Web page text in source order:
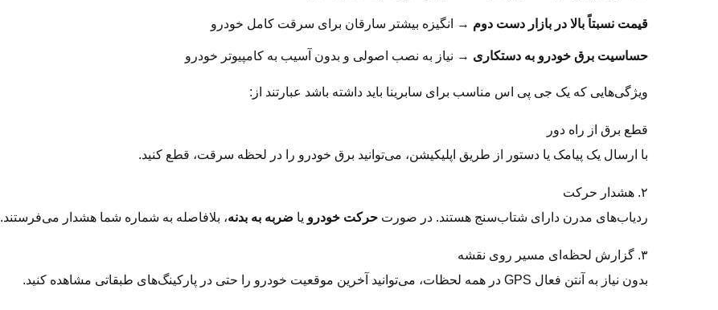
قیمت نسبتاً بالا در بازار دست دوم → انگیزه بیشتر سارقان برای سرقت کامل خودرو
حساسیت برق خودرو به دستکاری → نیاز به نصب اصولی و بدون آسیب به کامپیوتر خودرو
ویژگی‌هایی که یک جی پی اس مناسب برای سابرینا باید داشته باشد عبارتند از:
قطع برق از راه دور
با ارسال یک پیامک یا دستور از طریق اپلیکیشن، می‌توانید برق خودرو را در لحظه سرقت، قطع کنید.
۲. هشدار حرکت
ردیاب‌های مدرن دارای شتاب‌سنج هستند. در صورت حرکت خودرو یا ضربه به بدنه، بلافاصله به شماره شما هشدار می‌فرستند.
۳. گزارش لحظه‌ای مسیر روی نقشه
بدون نیاز به آنتن فعال GPS در همه لحظات، می‌توانید آخرین موقعیت خودرو را حتی در پارکینگ‌های طبقاتی مشاهده کنید.